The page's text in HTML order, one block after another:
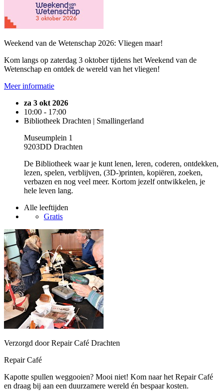
Weekend van de Wetenschap 2026: Vliegen maar!
Kom langs op zaterdag 3 oktober tijdens het Weekend van de
Wetenschap en ontdek de wereld van het vliegen!
Meer informatie
za 3 okt 2026
10:00 - 17:00
Bibliotheek Drachten | Smallingerland
Museumplein 1
9203DD Drachten
De Bibliotheek waar je kunt lenen, leren, coderen, ontdekken,
lezen, spelen, verblijven, (3D-)printen, kopiëren, zoeken,
verbazen en nog veel meer. Kortom jezelf ontwikkelen, je
hele leven lang.
Alle leeftijden
Gratis
Verzorgd door Repair Café Drachten
Repair Café
Kapotte spullen weggooien? Mooi niet! Kom naar het Repair Café
en draag bij aan een duurzamere wereld én bespaar kosten.